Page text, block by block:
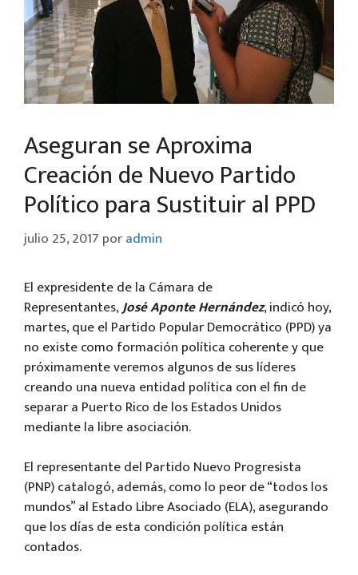
Aseguran se Aproxima
Creación de Nuevo Partido
Político para Sustituir al PPD
julio 25, 2017 poradmin
El expresidente de la Cámara de
Representantes,José Aponte Hernández, indicó hoy,
martes, que el Partido Popular Democrático (PPD) ya
no existe como formación política coherente y que
próximamente veremos algunos de sus líderes
creando una nueva entidad política con el fin de
separar a Puerto Rico de los Estados Unidos
mediante la libre asociación.
El representante del Partido Nuevo Progresista
(PNP) catalogó, además, como lo peor de “todos los
mundos” al Estado Libre Asociado (ELA), asegurando
que los días de esta condición política están
contados.